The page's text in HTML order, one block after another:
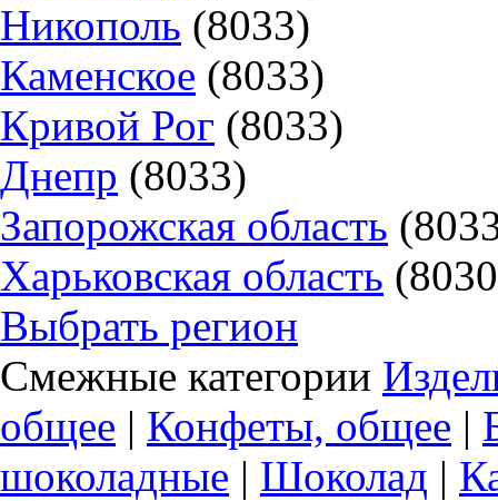
Никополь (8033)
Каменское (8033)
Кривой Рог (8033)
Днепр (8033)
Запорожская область
Харьковская область
Выбрать регион
Смежные категории
общее | Конфеты, общее |
шоколадные | Шоколад |